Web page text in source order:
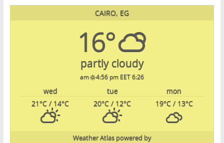
CAIRO, EG
16°
partly cloudy
6:26 am
4:56 pm EET
mon
tue
wed
19°C/ 13°C
20°C / 12°C
21°C / 14°C
powered by
Weather Atlas